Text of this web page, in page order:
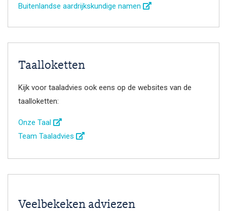
Buitenlandse aardrijkskundige namen
Taalloketten
Kijk voor taaladvies ook eens op de websites van de
taalloketten:
Onze Taal
Team Taaladvies
Veelbekeken adviezen